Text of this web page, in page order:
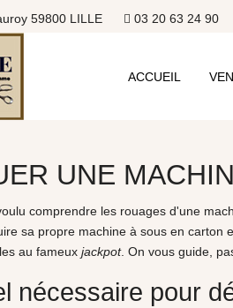
59800 LILLE 03 20 63 24 90
ACCUEIL
UNE
comprendre les rouages d'une
sa propre machine à sous en carton
au fameux jackpot. On vous guide,
nécessaire pour